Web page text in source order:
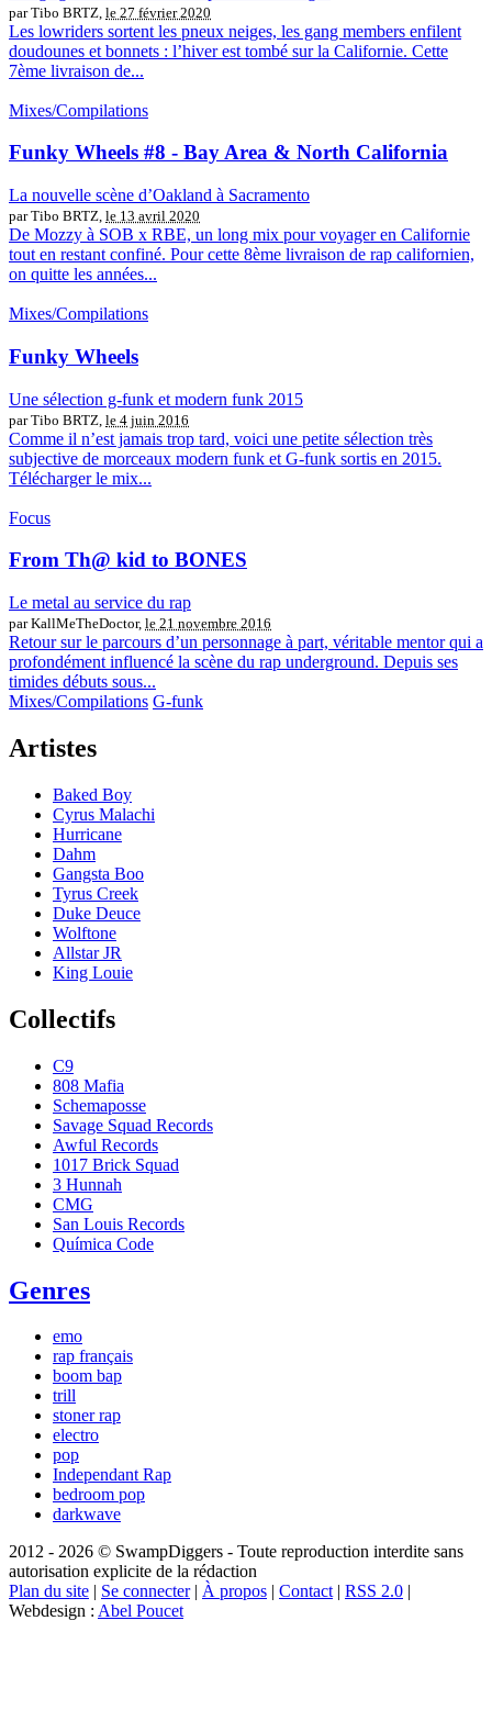
par Tibo BRTZ, le 27 février 2020
Les lowriders sortent les pneux neiges, les gang members enfilent
doudounes et bonnets : l’hiver est tombé sur la Californie. Cette
7ème livraison de...
Mixes/Compilations
Funky Wheels #8 - Bay Area & North California
La nouvelle scène d’Oakland à Sacramento
par Tibo BRTZ, le 13 avril 2020
De Mozzy à SOB x RBE, un long mix pour voyager en Californie
tout en restant confiné. Pour cette 8ème livraison de rap californien,
on quitte les années...
Mixes/Compilations
Funky Wheels
Une sélection g-funk et modern funk 2015
par Tibo BRTZ, le 4 juin 2016
Comme il n’est jamais trop tard, voici une petite sélection très
subjective de morceaux modern funk et G-funk sortis en 2015.
Télécharger le mix...
Focus
From Th@ kid to BONES
Le metal au service du rap
par KallMeTheDoctor, le 21 novembre 2016
Retour sur le parcours d’un personnage à part, véritable mentor qui a
profondément influencé la scène du rap underground. Depuis ses
timides débuts sous...
Mixes/Compilations G-funk
Artistes
Baked Boy
Cyrus Malachi
Hurricane
Dahm
Gangsta Boo
Tyrus Creek
Duke Deuce
Wolftone
Allstar JR
King Louie
Collectifs
C9
808 Mafia
Schemaposse
Savage Squad Records
Awful Records
1017 Brick Squad
3 Hunnah
CMG
San Louis Records
Química Code
Genres
emo
rap français
boom bap
trill
stoner rap
electro
pop
Independant Rap
bedroom pop
darkwave
2012 - 2026 © SwampDiggers - Toute reproduction interdite sans
autorisation explicite de la rédaction
Plan du site | Se connecter| À propos | Contact| RSS 2.0 |
Webdesign : Abel Poucet